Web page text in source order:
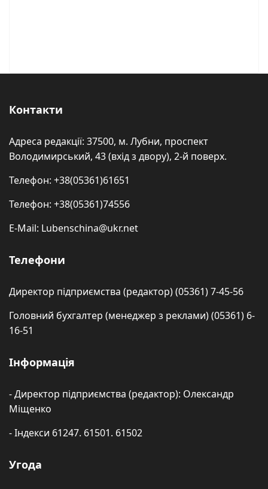
Контакти
Адреса редакції: 37500, м. Лубни, проспект
Володимирський, 43 (вхід з двору), 2-й поверх.
Телефон: +38(05361)61651
Телефон: +38(05361)74556
E-Mail: Lubenschina@ukr.net
Телефони
Директор підприємства (редактор) (05361) 7-45-56
Головний бухгалтер (менеджер з реклами) (05361) 6-
16-51
Інформація
- Директор підприємства (редактор): Олександр
Міщенко
- Індекси 61247. 61501. 61502
Угода